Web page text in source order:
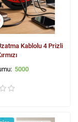
Kablolu 4 Prizli
5000